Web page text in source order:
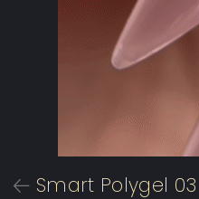
Smart Polygel 03